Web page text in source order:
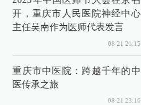
开，重庆市人民医院神经中心
主任吴南作为医师代表发言
08-21 21:15
重庆市中医院：跨越千年的中
医传承之旅
08-21 23:16